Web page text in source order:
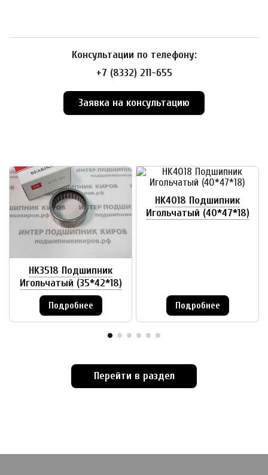
Консультации по телефону:
+7 (8332) 211-655
Заявка на консультацию
HK3518 Подшипник
Игольчатый (35*42*18)
Подробнее
HK4018 Подшипник
Игольчатый (40*47*18)
Подробнее
Перейти в раздел